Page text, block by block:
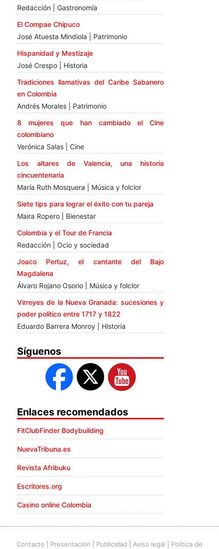
Redacción | Gastronomía
El Compae Chipuco
José Atuesta Mindiola | Patrimonio
Hispanidad y Mestizaje
José Crespo | Historia
Tradiciones llamativas del Caribe Sabanero
en Colombia
Andrés Morales | Patrimonio
8 mujeres que han cambiado el Cine
colombiano
Verónica Salas | Cine
Los altares de Valencia, una historia
cincuentenaria
María Ruth Mosquera | Música y folclor
Siete tips para lograr el éxito con tu pareja
Maira Ropero | Bienestar
Colombia y el Tour de Francia
Redacción | Ocio y sociedad
Joaco Pertuz, el cantante del Bajo
Magdalena
Álvaro Rojano Osorio | Música y folclor
Virreyes de la Nueva Granada: sucesiones y
poder político entre 1717 y 1822
Eduardo Barrera Monroy | Historia
Síguenos
Enlaces recomendados
FitClubFinder Bodybuilding
NuevaTribuna.es
Revista Afribuku
Escritores.org
Casino online Colombia
Contacto Presentación Publicidad Aviso legal Política de